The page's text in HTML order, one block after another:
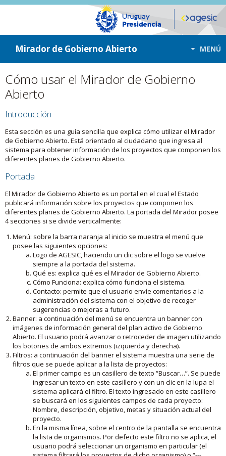
ir a contenido
ir al menú
Mirador de Gobierno Abierto MENÚ
Cómo usar el Mirador de Gobierno
Abierto
Introducción
Esta sección es una guía sencilla que explica cómo utilizar el Mirador
de Gobierno Abierto. Está orientado al ciudadano que ingresa al
sistema para obtener información de los proyectos que componen los
diferentes planes de Gobierno Abierto.
Portada
El Mirador de Gobierno Abierto es un portal en el cual el Estado
publicará información sobre los proyectos que componen los
diferentes planes de Gobierno Abierto. La portada del Mirador posee
4 secciones si se divide verticalmente:
Menú: sobre la barra naranja al inicio se muestra el menú que
posee las siguientes opciones:
Logo de AGESIC, haciendo un clic sobre el logo se vuelve
siempre a la portada del sistema.
Qué es: explica qué es el Mirador de Gobierno Abierto.
Cómo Funciona: explica cómo funciona el sistema.
Contacto: permite que el usuario envíe comentarios a la
administración del sistema con el objetivo de recoger
sugerencias o mejoras a futuro.
Banner: a continuación del menú se encuentra un banner con
imágenes de información general del plan activo de Gobierno
Abierto. El usuario podrá avanzar o retroceder de imagen utilizando
los botones de ambos extremos (izquierda y derecha).
Filtros: a continuación del banner el sistema muestra una serie de
filtros que se puede aplicar a la lista de proyectos:
El primer campo es un casillero de texto “Buscar…”. Se puede
ingresar un texto en este casillero y con un clic en la lupa el
sistema aplicará el filtro. El texto ingresado en este casillero
se buscará en los siguientes campos de cada proyecto:
Nombre, descripción, objetivo, metas y situación actual del
proyecto.
En la misma línea, sobre el centro de la pantalla se encuentra
la lista de organismos. Por defecto este filtro no se aplica, el
usuario podrá seleccionar un organismo en particular (el